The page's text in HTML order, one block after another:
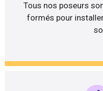
Tous nos poseurs
formés pour